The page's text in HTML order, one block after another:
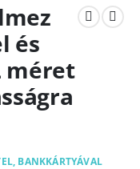
és
méret
BANKKÁRTYÁVAL